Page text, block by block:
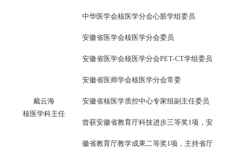
戴云海
核医学科主任
中华医学会核医学分会心脏学组委员
安徽省医学会核医学分会委员
安徽省医学会核医学分会PET-CT学组委员
安徽省医师学会核医学分会常委
安徽省核医学质控中心专家组副主任委员
曾获安徽省教育厅科技进步三等奖1项，安
徽省教育厅教学成果二等奖1项，主持省厅